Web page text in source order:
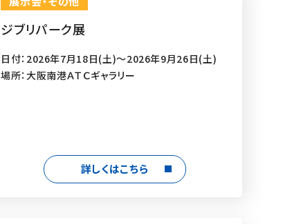
ジブリパーク展
日付：2026年7月18日(土)～2026年9月26日(土)
場所：大阪南港ＡＴＣギャラリー
詳しくはこちら